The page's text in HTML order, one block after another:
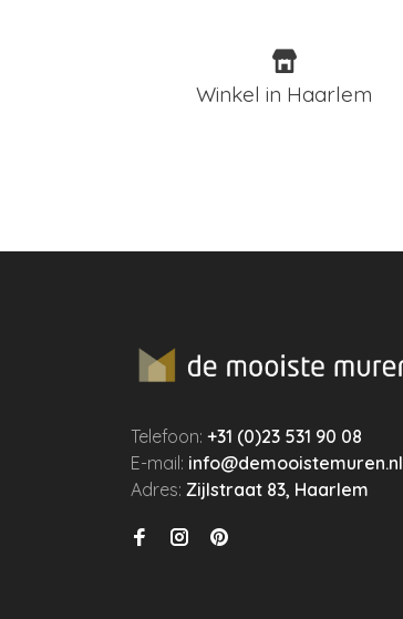
Winkel in Haarlem
Telefoon:+31 (0)23 531 90 08
E-mail: info@demooistemuren.nl
Adres:Zijlstraat 83, Haarlem